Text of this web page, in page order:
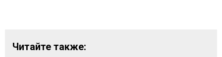
Читайте также: